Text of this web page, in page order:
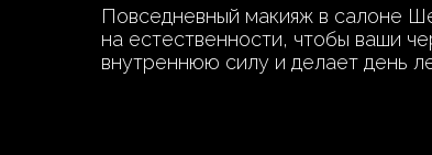
Повседневный макияж в салоне
на естественности, чтобы ваши
внутреннюю силу и делает день